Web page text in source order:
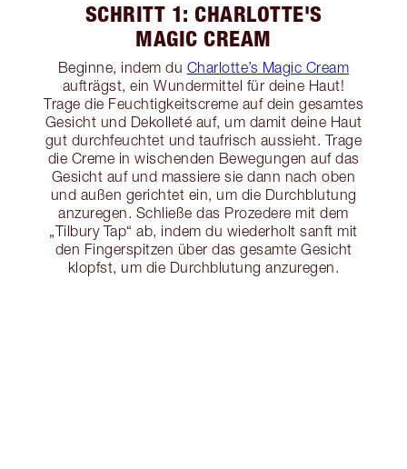
SCHRITT 1: CHARLOTTE'S
MAGIC CREAM
Beginne, indem du Charlotte’s Magic Cream
aufträgst, ein Wundermittel für deine Haut!
Trage die Feuchtigkeitscreme auf dein gesamtes
Gesicht und Dekolleté auf, um damit deine Haut
gut durchfeuchtet und taufrisch aussieht. Trage
die Creme in wischenden Bewegungen auf das
Gesicht auf und massiere sie dann nach oben
und außen gerichtet ein, um die Durchblutung
anzuregen. Schließe das Prozedere mit dem
„Tilbury Tap“ ab, indem du wiederholt sanft mit
den Fingerspitzen über das gesamte Gesicht
klopfst, um die Durchblutung anzuregen.